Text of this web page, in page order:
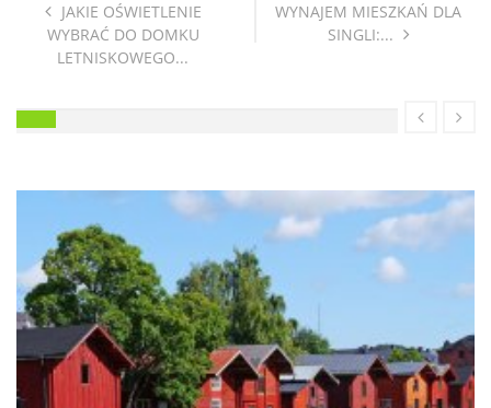
JAKIE OŚWIETLENIE
WYBRAĆ DO DOMKU
LETNISKOWEGO...
WYNAJEM MIESZKAŃ DLA
SINGLI:...